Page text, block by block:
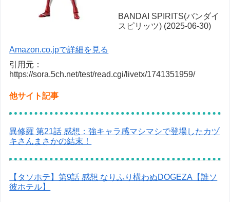
BANDAI SPIRITS(バンダイ
スピリッツ) (2025-06-30)
Amazon.co.jpで詳細を見る
引用元：
https://sora.5ch.net/test/read.cgi/livetx/1741351959/
他サイト記事
異修羅 第21話 感想：強キャラ感マシマシで登場したカヅ
キさんまさかの結末！
【タソホテ】第9話 感想 なりふり構わぬDOGEZA【誰ソ
彼ホテル】